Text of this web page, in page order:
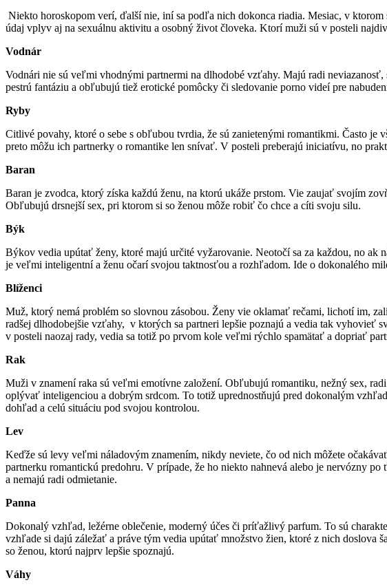
Niekto horoskopom verí, ďalší nie, iní sa podľa nich dokonca riadia. Mesiac, v
údaj vplyv aj na sexuálnu aktivitu a osobný život človeka. Ktorí muži sú v posteli
Vodnár
Vodnári nie sú veľmi vhodnými partnermi na dlhodobé vzťahy. Majú radi
pestrú fantáziu a obľubujú tiež erotické pomôcky či sledovanie porno videí pre
Ryby
Citlivé povahy, ktoré o sebe s obľubou tvrdia, že sú zanietenými romantikmi. Často
preto môžu ich partnerky o romantike len snívať. V posteli preberajú iniciatívu, no
Baran
Baran je zvodca, ktorý získa každú ženu, na ktorú ukáže prstom. Vie zaujať svojím
Obľubujú drsnejší sex, pri ktorom si so ženou môže robiť čo chce a cíti svoju silu.
Býk
Býkov vedia upútať ženy, ktoré majú určité vyžarovanie. Neotočí sa za každou, no
je veľmi inteligentní a ženu očarí svojou taktnosťou a rozhľadom. Ide o dokonalého
Blíženci
Muž, ktorý nemá problém so slovnou zásobou. Ženy vie oklamať rečami, lichotí im,
radšej dlhodobejšie vzťahy, v ktorých sa partneri lepšie poznajú a vedia tak vyhovieť
v posteli naozaj rady, vedia sa totiž po prvom kole veľmi rýchlo spamätať a dopriať
Rak
Muži v znamení raka sú veľmi emotívne založení. Obľubujú romantiku, nežný sex,
oplývať inteligenciou a dobrým srdcom. To totiž uprednostňujú pred dokonalým
dohľad a celú situáciu pod svojou kontrolou.
Lev
Keďže sú levy veľmi náladovým znamením, nikdy neviete, čo od nich môžete
partnerku romantickú predohru. V prípade, že ho niekto nahnevá alebo je nervózny
a nemajú radi odmietanie.
Panna
Dokonalý vzhľad, ležérne oblečenie, moderný účes či príťažlivý parfum. To sú
vzhľade si dajú záležať a práve tým vedia upútať množstvo žien, ktoré z nich
so ženou, ktorú najprv lepšie spoznajú.
Váhy